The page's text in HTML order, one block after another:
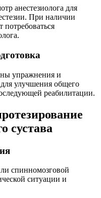
анестезиолога для
При наличии
упражнения и
улучшения общего
реабилитации.
сустава
спинномозговой
ситуации и